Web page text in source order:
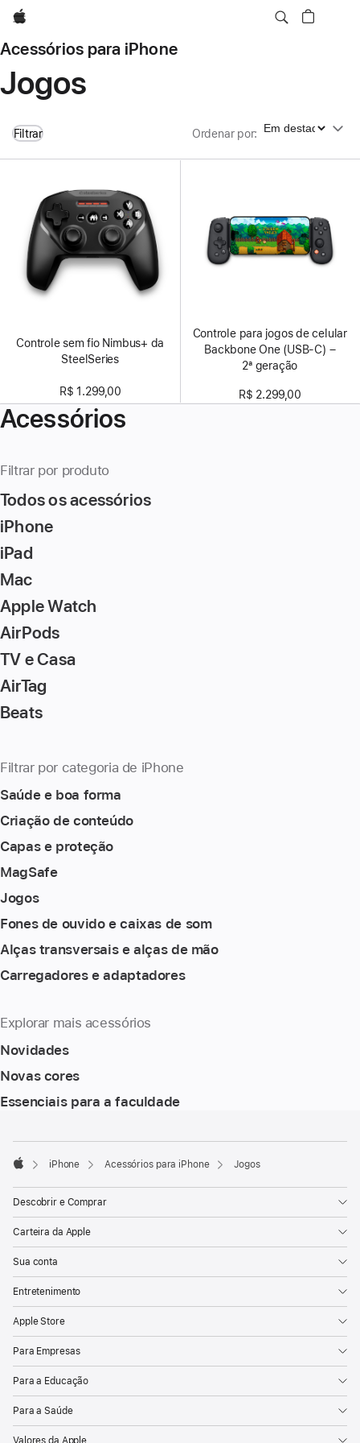
Apple
Acessórios para iPhone
Jogos
Filtrar Ordenar por: Ordenar por
Controle sem fio Nimbus+ da
SteelSeries
R$ 1.299,00
Controle para jogos de celular
Backbone One (USB-C) –
2ª geração
R$ 2.299,00
Acessórios
Filtrar por produto
Todos os acessórios
iPhone
iPad
Mac
Apple Watch
AirPods
TV e Casa
AirTag
Beats
Filtrar por categoria de iPhone
Saúde e boa forma
Criação de conteúdo
Capas e proteção
MagSafe
Jogos
Fones de ouvido e caixas de som
Alças transversais e alças de mão
Carregadores e adaptadores
Explorar mais acessórios
Novidades
Novas cores
Essenciais para a faculdade
de
rodapéiPhone Acessórios para iPhone Jogos
Descobrir e Comprar
Carteira da Apple
Sua conta
Entretenimento
Apple Store
Para Empresas
Para a Educação
Para a Saúde
Valores da Apple